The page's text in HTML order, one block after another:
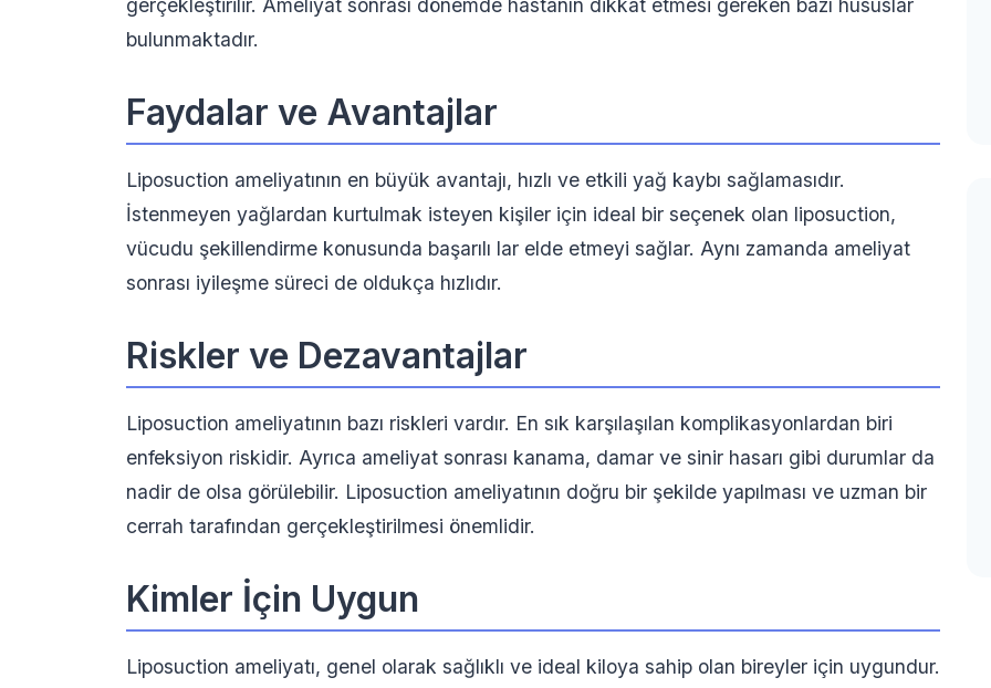
gerçekleştirilir. Ameliyat sonrası dönemde hastanın dikkat etmesi gereken bazı hususlar
bulunmaktadır.
Faydalar ve Avantajlar
Liposuction ameliyatının en büyük avantajı, hızlı ve etkili yağ kaybı sağlamasıdır.
İstenmeyen yağlardan kurtulmak isteyen kişiler için ideal bir seçenek olan liposuction,
vücudu şekillendirme konusunda başarılı lar elde etmeyi sağlar. Aynı zamanda ameliyat
sonrası iyileşme süreci de oldukça hızlıdır.
Riskler ve Dezavantajlar
Liposuction ameliyatının bazı riskleri vardır. En sık karşılaşılan komplikasyonlardan biri
enfeksiyon riskidir. Ayrıca ameliyat sonrası kanama, damar ve sinir hasarı gibi durumlar da
nadir de olsa görülebilir. Liposuction ameliyatının doğru bir şekilde yapılması ve uzman bir
cerrah tarafından gerçekleştirilmesi önemlidir.
Kimler İçin Uygun
Liposuction ameliyatı, genel olarak sağlıklı ve ideal kiloya sahip olan bireyler için uygundur.